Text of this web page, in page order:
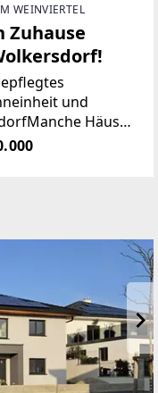
WEINVIERTEL
Zuhause
und
Häuser
wie ein
und laufend